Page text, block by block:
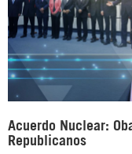
Acuerdo Nuclear:
Republicanos